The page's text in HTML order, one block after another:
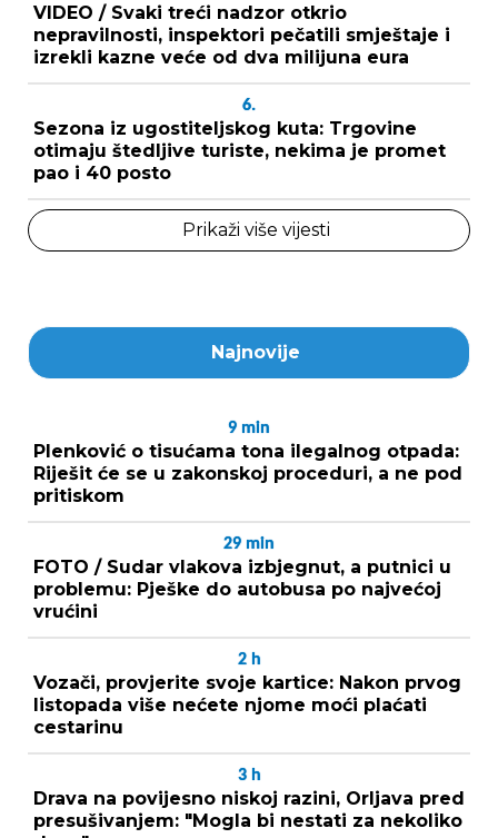
VIDEO / Svaki treći nadzor otkrio
nepravilnosti, inspektori pečatili smještaje i
izrekli kazne veće od dva milijuna eura
6.
Sezona iz ugostiteljskog kuta: Trgovine
otimaju štedljive turiste, nekima je promet
pao i 40 posto
Prikaži više vijesti
Najnovije
9 min
Plenković o tisućama tona ilegalnog otpada:
Riješit će se u zakonskoj proceduri, a ne pod
pritiskom
29 min
FOTO / Sudar vlakova izbjegnut, a putnici u
problemu: Pješke do autobusa po najvećoj
vrućini
2 h
Vozači, provjerite svoje kartice: Nakon prvog
listopada više nećete njome moći plaćati
cestarinu
3 h
Drava na povijesno niskoj razini, Orljava pred
presušivanjem: "Mogla bi nestati za nekoliko